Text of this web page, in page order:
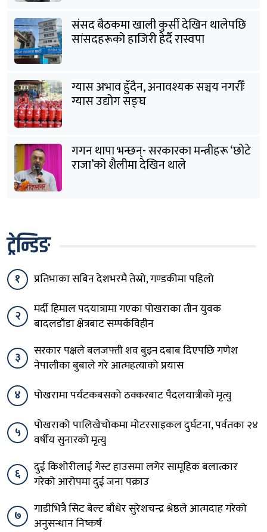
संसद बैठकमा खाली कुर्सी देखिन थालेपछि
सांसदहरूको हाजिरी हेर्दै रास्वपा
ग्यास अभाव हुँदैन, अनावश्यक सञ्चय नगरौँः
ग्यास उद्योग सङ्घ
गगन थापा भन्छन्- सरकारका मन्त्रीहरू ‘छोटे
राजा’को शैलीमा देखिन थाले
ट्रेन्डिङ
१ प्रतिभाका सबिन देशभरमै तेस्रो, गण्डकीमा पहिलो
२
मर्दी हिमाल पदयात्रामा गएका पोखराका तीन युवक
बादलडाँडा क्षेत्रबाट सम्पर्कविहीन
३
सरकार पक्षले बलजफ्ती शव बुझ्न दबाब दिएपछि गणेश
नेपालीका बुबाले गरे आत्महत्याको प्रयास
४
पोखरामा पर्यटकबसको ठक्करबाट पैदलयात्रीको मृत्यु
५
पोखराको पालिखेचोकमा मोटरसाइकल दुर्घटना, पर्वतका २४
वर्षीय सुनारको मृत्यु
६
दुई किशोरीलाई गेस्ट हाउसमा लगेर सामूहिक बलात्कार
गरेको आरोपमा दुई जना पक्राउ
७
गाडीभित्रै सिट बेल्ट बाँधेर सुरेशचन्द्र श्रेष्ठले आत्मदाह गरेको
अनुसन्धान निष्कर्ष